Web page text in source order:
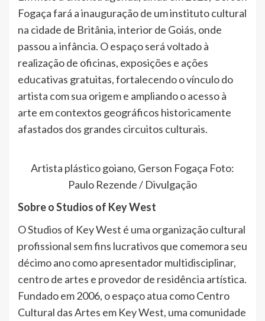
Fogaça fará a inauguração de um instituto cultural
na cidade de Britânia, interior de Goiás, onde
passou a infância. O espaço será voltado à
realização de oficinas, exposições e ações
educativas gratuitas, fortalecendo o vínculo do
artista com sua origem e ampliando o acesso à
arte em contextos geográficos historicamente
afastados dos grandes circuitos culturais.
Artista plástico goiano, Gerson Fogaça Foto:
Paulo Rezende / Divulgação
Sobre o Studios of Key West
O Studios of Key West é uma organização cultural
profissional sem fins lucrativos que comemora seu
décimo ano como apresentador multidisciplinar,
centro de artes e provedor de residência artística.
Fundado em 2006, o espaço atua como Centro
Cultural das Artes em Key West, uma comunidade